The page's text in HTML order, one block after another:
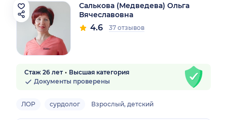
Салькова (Медведева) Ольга
Вячеславовна
4.6 37 отзывов
Стаж 26 лет
Высшая категория
Документы проверены
ЛОР сурдолог Взрослый, детский